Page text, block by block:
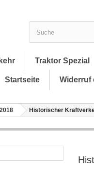
Traktor Spezial
Startseite Widerruf
2018 Historischer